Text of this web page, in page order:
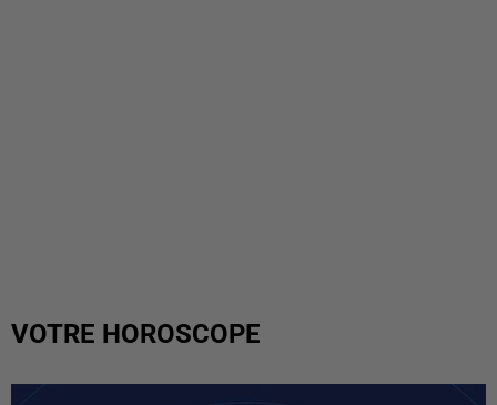
VOTRE HOROSCOPE